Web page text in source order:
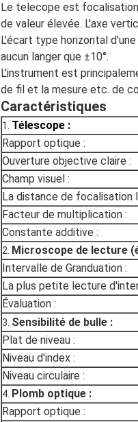
Le telecope est
de valeur élevée. L'axe
L'écart type horizontal
aucun langer que ±10°.
L'instrument est
de fil et la mesure etc. de
Caractéristiques
1. Télescope :
Rapport optique :
Ouverture objective claire :
Champ visuel :
La distance de focalisation
Facteur de multiplication :
Constante additive :
2. Microscope de lecture
Intervalle de Granduation :
La plus petite lecture
Évaluation :
3. Sensibilité de bulle :
Plat de niveau :
Niveau d'index :
Niveau circulaire :
4. Plomb optique :
Rapport optique :